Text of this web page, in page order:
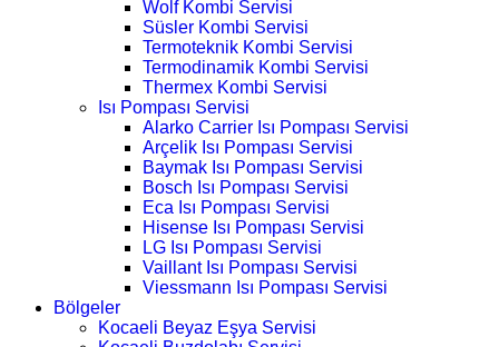
Wolf Kombi Servisi
Süsler Kombi Servisi
Termoteknik Kombi Servisi
Termodinamik Kombi Servisi
Thermex Kombi Servisi
Isı Pompası Servisi
Alarko Carrier Isı Pompası Servisi
Arçelik Isı Pompası Servisi
Baymak Isı Pompası Servisi
Bosch Isı Pompası Servisi
Eca Isı Pompası Servisi
Hisense Isı Pompası Servisi
LG Isı Pompası Servisi
Vaillant Isı Pompası Servisi
Viessmann Isı Pompası Servisi
Bölgeler
Kocaeli Beyaz Eşya Servisi